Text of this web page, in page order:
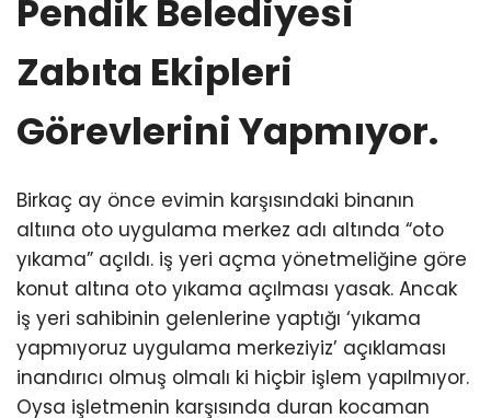
Pendik Belediyesi
Zabıta Ekipleri
Görevlerini Yapmıyor.
Birkaç ay önce evimin karşısındaki binanın
altıına oto uygulama merkez adı altında “oto
yıkama” açıldı. iş yeri açma yönetmeliğine göre
konut altına oto yıkama açılması yasak. Ancak
iş yeri sahibinin gelenlerine yaptığı ‘yıkama
yapmıyoruz uygulama merkeziyiz’ açıklaması
inandırıcı olmuş olmalı ki hiçbir işlem yapılmıyor.
Oysa işletmenin karşısında duran kocaman